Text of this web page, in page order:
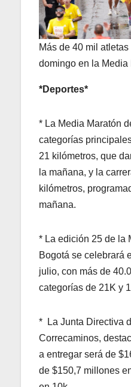
Más de 40 mil
domingo en la Media
*Deportes*
* La Media Maratón
categorías
21 kilómetros, que
la mañana, y la
kilómetros,
mañana.
* La edición 25 de la
Bogotá se celebrará
julio, con más de
categorías de 21K y
* La Junta Directiva
Correcaminos,
a entregar será de
de $150,7 millones